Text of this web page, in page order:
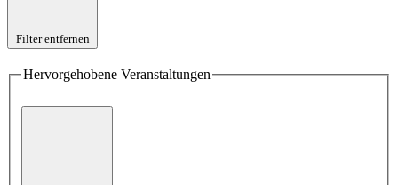
Filter entfernen
Hervorgehobene Veranstaltungen